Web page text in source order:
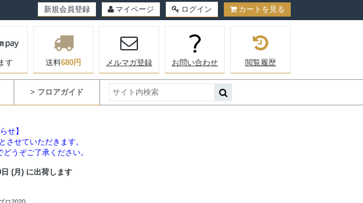
新規会員登録 マイページ ログイン カートを見る
す 送料680円 メルマガ登録 お問い合わせ 閲覧履歴
> フロアガイド
せ】
させていただきます。
うぞご了承ください。
(月) に出荷します